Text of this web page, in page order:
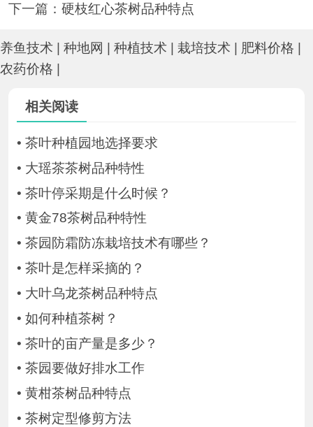
下一篇： 硬枝红心茶树品种特点
养鱼技术 种地网 种植技术 栽培技术 肥料价格
农药价格
相关阅读
• 茶叶种植园地选择要求
• 大瑶茶茶树品种特性
• 茶叶停采期是什么时候？
• 黄金78茶树品种特性
• 茶园防霜防冻栽培技术有哪些？
• 茶叶是怎样采摘的？
• 大叶乌龙茶树品种特点
• 如何种植茶树？
• 茶叶的亩产量是多少？
• 茶园要做好排水工作
• 黄柑茶树品种特点
• 茶树定型修剪方法